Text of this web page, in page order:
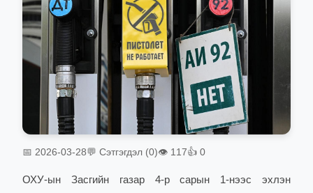
📅 2026-03-28💬 Сэтгэгдэл (0)👁 117👍 0
ОХУ-ын Засгийн газар 4-р сарын 1-нээс эхлэн